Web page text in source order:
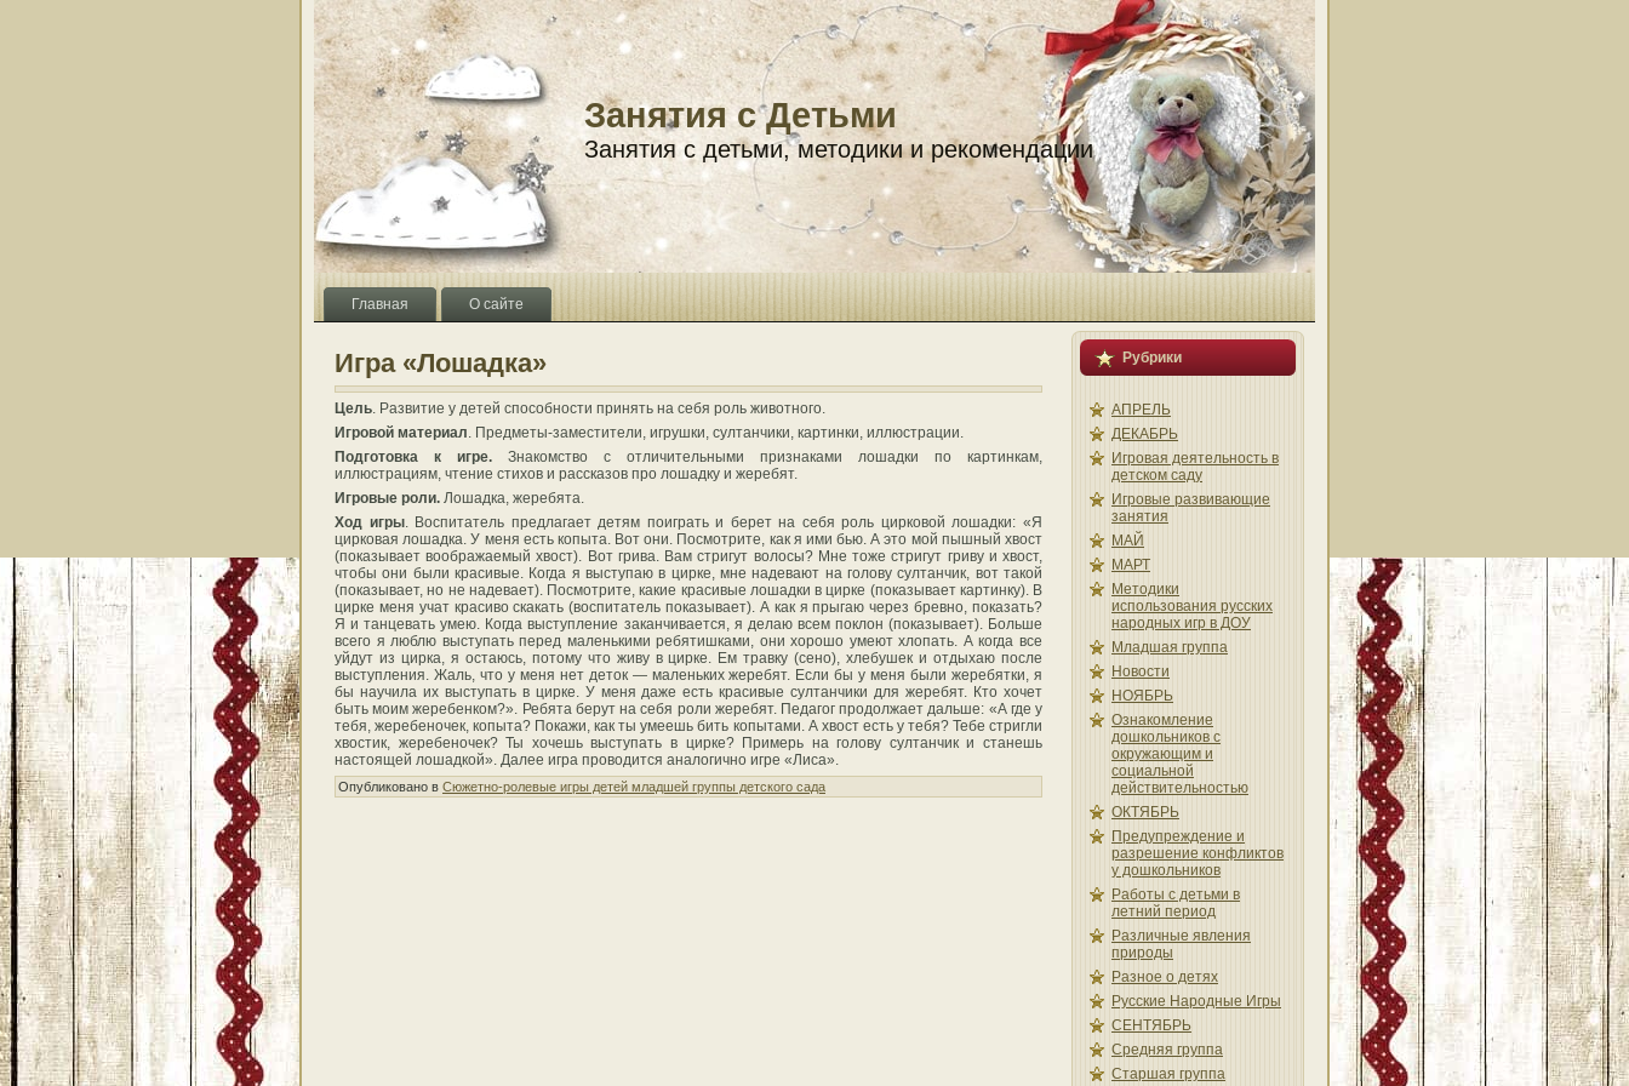
Занятия с Детьми
Занятия с детьми, методики и рекомендации
Главная О сайте
Игра «Лошадка»
Цель . Развитие у детей способности принять на себя роль животного.
Игровой материал . Предметы-заместители, игрушки, султанчики, картинки, иллюстрации.
Подготовка к игре. Знакомство с отличительными признаками лошадки по картинкам,
иллюстрациям, чтение стихов и рассказов про лошадку и жеребят.
Игровые роли. Лошадка, жеребята.
Ход игры. Воспитатель предлагает детям поиграть и берет на себя роль цирковой лошадки: «Я
цирковая лошадка. У меня есть копыта. Вот они. Посмотрите, как я ими бью. А это мой пышный хвост
(показывает воображаемый хвост). Вот грива. Вам стригут волосы? Мне тоже стригут гриву и хвост,
чтобы они были красивые. Когда я выступаю в цирке, мне надевают на голову султанчик, вот такой
(показывает, но не надевает). Посмотрите, какие красивые лошадки в цирке (показывает картинку). В
цирке меня учат красиво скакать (воспитатель показывает). А как я прыгаю через бревно, показать?
Я и танцевать умею. Когда выступление заканчивается, я делаю всем поклон (показывает). Больше
всего я люблю выступать перед маленькими ребятишками, они хорошо умеют хлопать. А когда все
уйдут из цирка, я остаюсь, потому что живу в цирке. Ем травку (сено), хлебушек и отдыхаю после
выступления. Жаль, что у меня нет деток — маленьких жеребят. Если бы у меня были жеребятки, я
бы научила их выступать в цирке. У меня даже есть красивые султанчики для жеребят. Кто хочет
быть моим жеребенком?». Ребята берут на себя роли жеребят. Педагог продолжает дальше: «А где у
тебя, жеребеночек, копыта? Покажи, как ты умеешь бить копытами. А хвост есть у тебя? Тебе стригли
хвостик, жеребеночек? Ты хочешь выступать в цирке? Примерь на голову султанчик и станешь
настоящей лошадкой». Далее игра проводится аналогично игре «Лиса».
Опубликовано в Сюжетно-ролевые игры детей младшей группы детского сада
Рубрики
АПРЕЛЬ
ДЕКАБРЬ
Игровая деятельность в
детском саду
Игровые развивающие
занятия
МАЙ
МАРТ
Методики
использования русских
народных игр в ДОУ
Младшая группа
Новости
НОЯБРЬ
Ознакомление
дошкольников с
окружающим и
социальной
действительностью
ОКТЯБРЬ
Предупреждение и
разрешение конфликтов
у дошкольников
Работы с детьми в
летний период
Различные явления
природы
Разное о детях
Русские Народные Игры
СЕНТЯБРЬ
Средняя группа
Старшая группа